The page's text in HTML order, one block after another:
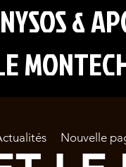
&
Nouvelle